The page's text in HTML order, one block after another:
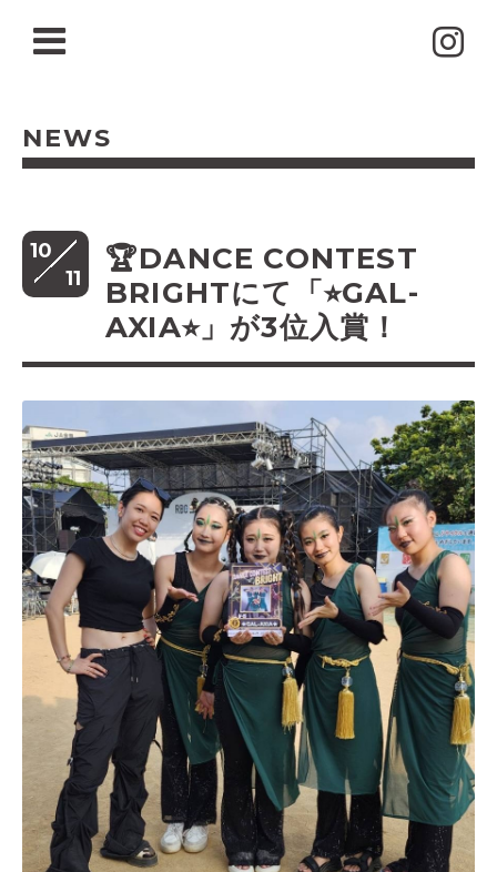
NEWS
10
11
🏆DANCE CONTEST
BRIGHTにて「⭐︎GAL-
AXIA⭐︎」が3位入賞！